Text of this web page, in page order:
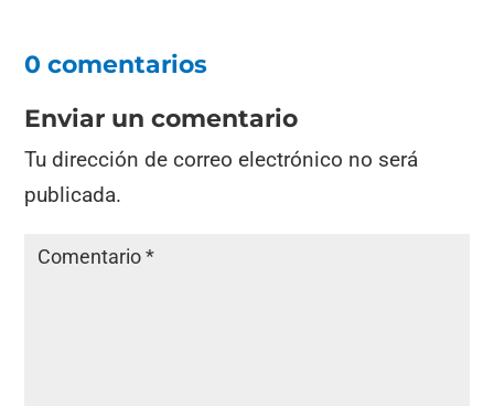
0 comentarios
Enviar un comentario
Tu dirección de correo electrónico no será
publicada.